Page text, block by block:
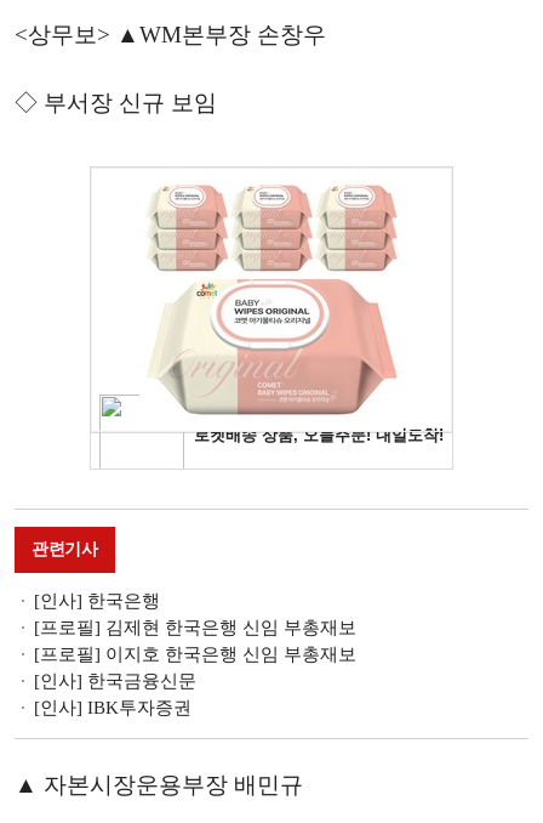
<상무보> ▲WM본부장 손창우
◇ 부서장 신규 보임
관련기사
[인사] 한국은행
[프로필] 김제현 한국은행 신임 부총재보
[프로필] 이지호 한국은행 신임 부총재보
[인사] 한국금융신문
[인사] IBK투자증권
▲ 자본시장운용부장 배민규